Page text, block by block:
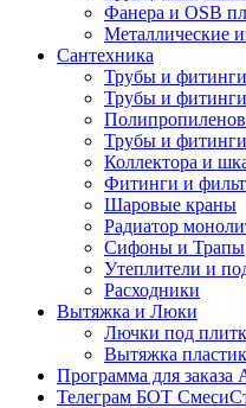
Фанера и OSB
Металлические
Сантехника
Трубы и
Трубы и
Трубы и
Коллектора и
Фитинги и
Шаровые краны
Радиатор
Сифоны и Трапы
Утеплители и
Расходники
Вытяжка и Люки
Лючки под
Вытяжка
Программа для заказа
Телеграм БОТ